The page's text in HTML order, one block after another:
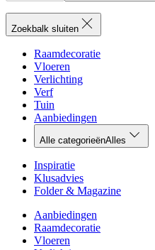
Zoekbalk sluiten
Raamdecoratie
Vloeren
Verlichting
Verf
Tuin
Aanbiedingen
Alle categorieënAlles
Inspiratie
Klusadvies
Folder & Magazine
Aanbiedingen
Raamdecoratie
Vloeren